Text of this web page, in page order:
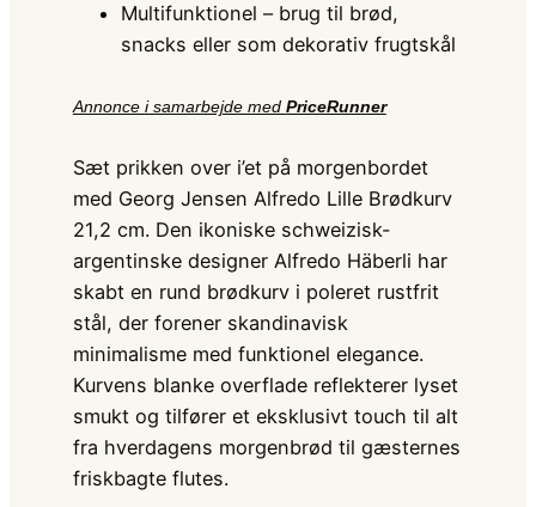
Multifunktionel – brug til brød,
snacks eller som dekorativ frugtskål
Annonce i samarbejde med PriceRunner
Sæt prikken over i’et på morgenbordet
med Georg Jensen Alfredo Lille Brødkurv
21,2 cm. Den ikoniske schweizisk-
argentinske designer Alfredo Häberli har
skabt en rund brødkurv i poleret rustfrit
stål, der forener skandinavisk
minimalisme med funktionel elegance.
Kurvens blanke overflade reflekterer lyset
smukt og tilfører et eksklusivt touch til alt
fra hverdagens morgenbrød til gæsternes
friskbagte flutes.